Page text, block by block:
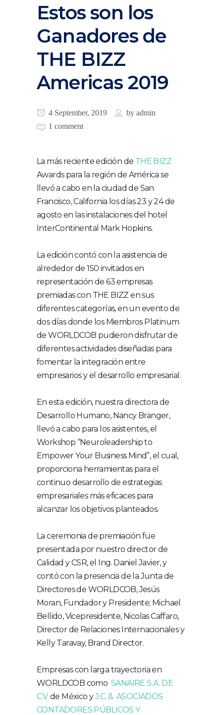
Estos son los
Ganadores de
THE BIZZ
Americas 2019
4 September, 2019 by admin
1 comment
La más reciente edición de THE BIZZ
Awards para la región de América se
llevó a cabo en la ciudad de San
Francisco, California los días 23 y 24 de
agosto en las instalaciones del hotel
InterContinental Mark Hopkins.
La edición contó con la asistencia de
alrededor de 150 invitados en
representación de 63 empresas
premiadas con THE BIZZ en sus
diferentes categorías, en un evento de
dos días donde los Miembros Platinum
de WORLDCOB pudieron disfrutar de
diferentes actividades diseñadas para
fomentar la integración entre
empresarios y el desarrollo empresarial.
En esta edición, nuestra directora de
Desarrollo Humano, Nancy Branger,
llevó a cabo para los asistentes, el
Workshop “Neuroleadership to
Empower Your Business Mind”, el cual,
proporciona herramientas para el
continuo desarrollo de estrategias
empresariales más eficaces para
alcanzar los objetivos planteados.
La ceremonia de premiación fue
presentada por nuestro director de
Calidad y CSR, el Ing. Daniel Javier, y
contó con la presencia de la Junta de
Directores de WORLDCOB, Jesús
Moran, Fundador y Presidente; Michael
Bellido, Vicepresidente, Nicolas Caffaro,
Director de Relaciones Internacionales y
Kelly Taravay, Brand Director.
Empresas con larga trayectoria en
WORLDCOB como SANAIRE S.A. DE
C.V. de México yJ.C. & ASOCIADOS
CONTADORES PÚBLICOS Y